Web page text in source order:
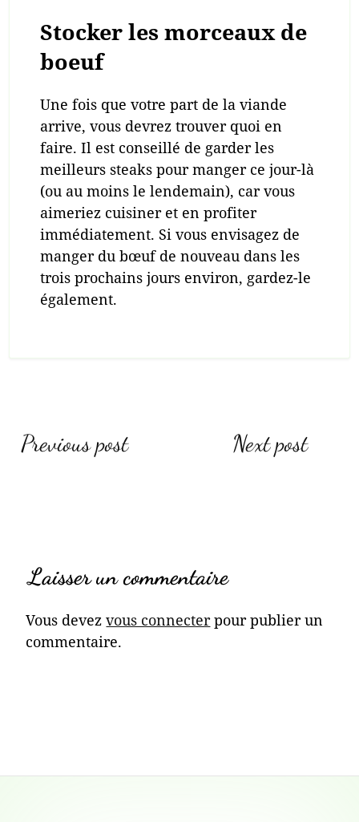
Stocker les morceaux de
boeuf
Une fois que votre part de la viande
arrive, vous devrez trouver quoi en
faire. Il est conseillé de garder les
meilleurs steaks pour manger ce jour-là
(ou au moins le lendemain), car vous
aimeriez cuisiner et en profiter
immédiatement. Si vous envisagez de
manger du bœuf de nouveau dans les
trois prochains jours environ, gardez-le
également.
v
Previous post Next post
Laisser un commentaire
Vous devezvous connecterpour publier un
commentaire.